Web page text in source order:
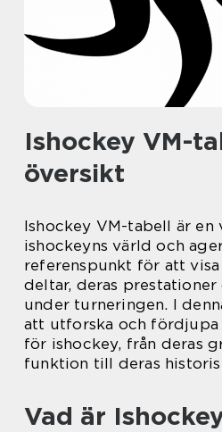
Ishockey VM-
översikt
Ishockey VM-tabell är
ishockeyns värld och
referenspunkt för att
deltar, deras
under turneringen. I
att utforska och fördjupa
för ishockey, från deras
funktion till deras
Vad är